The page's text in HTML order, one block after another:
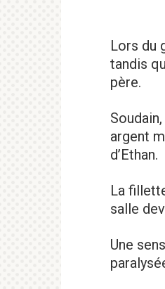
Lors du
tandis
père.
argent
d’Ethan.
La
salle
Une